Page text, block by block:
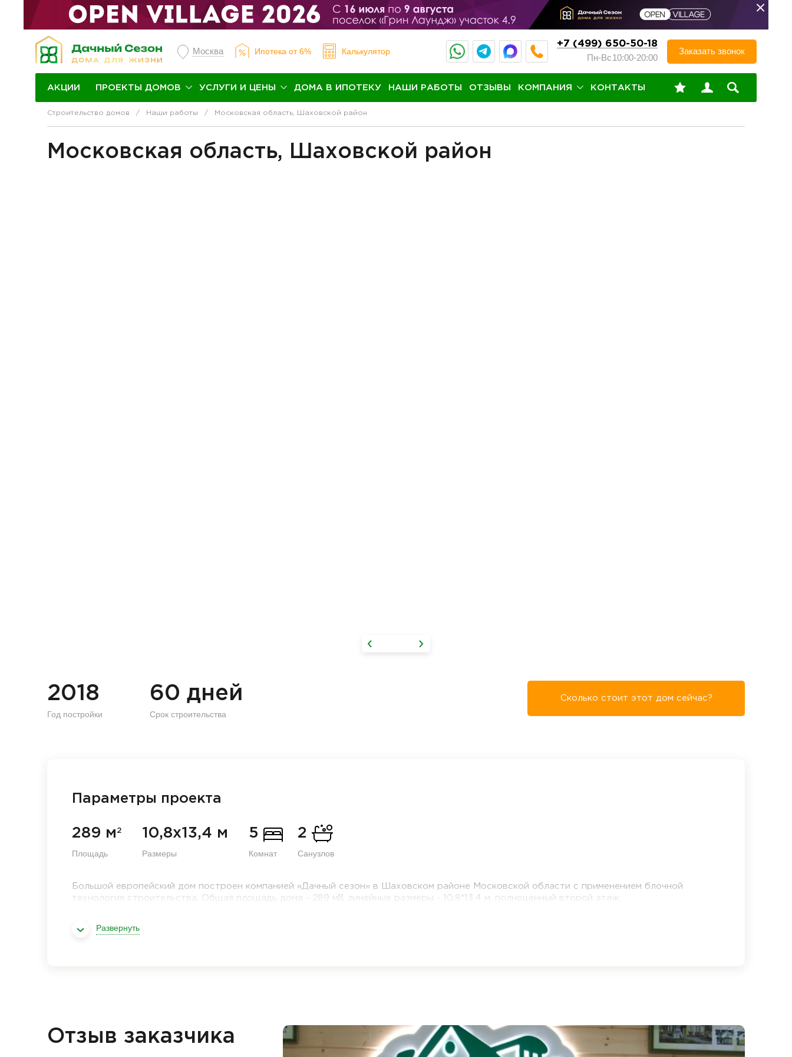
Москва Ипотека от 6% Калькулятор
+7 (499) 650-50-18
Пн-Вс10:00-20:00
Заказать звонок
АКЦИИ ПРОЕКТЫ ДОМОВ УСЛУГИ И ЦЕНЫ ДОМА В ИПОТЕКУ НАШИ РАБОТЫ ОТЗЫВЫ КОМПАНИЯ КОНТАКТЫ
Строительство домов Наши работы Московская область, Шаховской район
Московская область, Шаховской район
2018
Год постройки
60 дней
Срок строительства
Сколько стоит этот дом сейчас?
Параметры проекта
289 м 2
Площадь
10,8х13,4 м
Размеры
5
Комнат
2
Санузлов
Большой европейский дом построен компанией «Дачный сезон» в Шаховском районе Московской области с применением блочной
технология строительства. Общая площадь дома - 289 м², линейные размеры - 10,8*13,4 м, полноценный второй этаж.
Развернуть
Отзыв заказчика